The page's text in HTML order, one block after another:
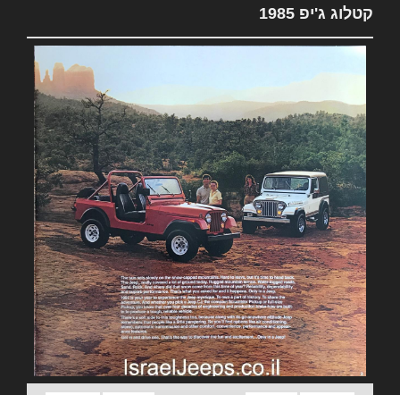
קטלוג ג'יפ 1985